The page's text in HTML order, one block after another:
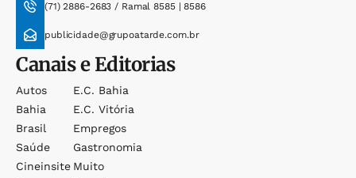
(71) 2886-2683 / Ramal 8585 | 8586
publicidade@grupoatarde.com.br
Canais e Editorias
Autos
Bahia
Brasil
Saúde
Cineinsite
E.c. Bahia
E.c. Vitória
Empregos
Gastronomia
Muito